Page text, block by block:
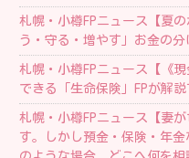
札幌・小樽FPニュース【夏
う・守る・増やす」お金の分
札幌・小樽FPニュース【《
できる「生命保険」FPが解説
札幌・小樽FPニュース【妻
す。しかし預金・保険・年